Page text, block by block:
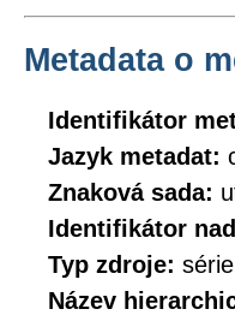
Metadata o
Identifikátor
Jazyk metadat:
Znaková sada:
Identifikátor
Typ zdroje:
Název